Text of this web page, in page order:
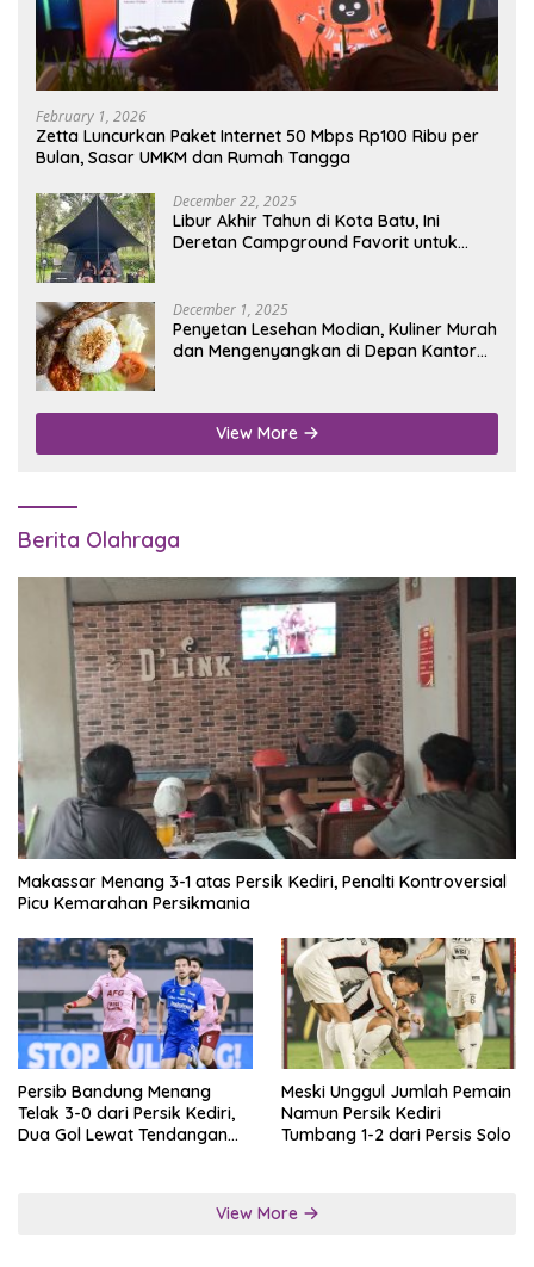
February 1, 2026
Zetta Luncurkan Paket Internet 50 Mbps Rp100 Ribu per
Bulan, Sasar UMKM dan Rumah Tangga
December 22, 2025
Libur Akhir Tahun di Kota Batu, Ini
Deretan Campground Favorit untuk
December 1, 2025
Penyetan Lesehan Modian, Kuliner Murah
dan Mengenyangkan di Depan Kantor
View More
Berita Olahraga
Makassar Menang 3-1 atas Persik Kediri, Penalti Kontroversial
Picu Kemarahan Persikmania
Persib Bandung Menang
Telak 3-0 dari Persik Kediri,
Dua Gol Lewat Tendangan
Meski Unggul Jumlah Pemain
Namun Persik Kediri
Tumbang 1-2 dari Persis Solo
View More